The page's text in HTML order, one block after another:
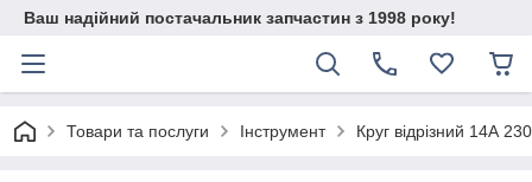
Ваш надійний постачальник запчастин з 1998 року!
Товари та послуги Інструмент Круг відрізний 14А